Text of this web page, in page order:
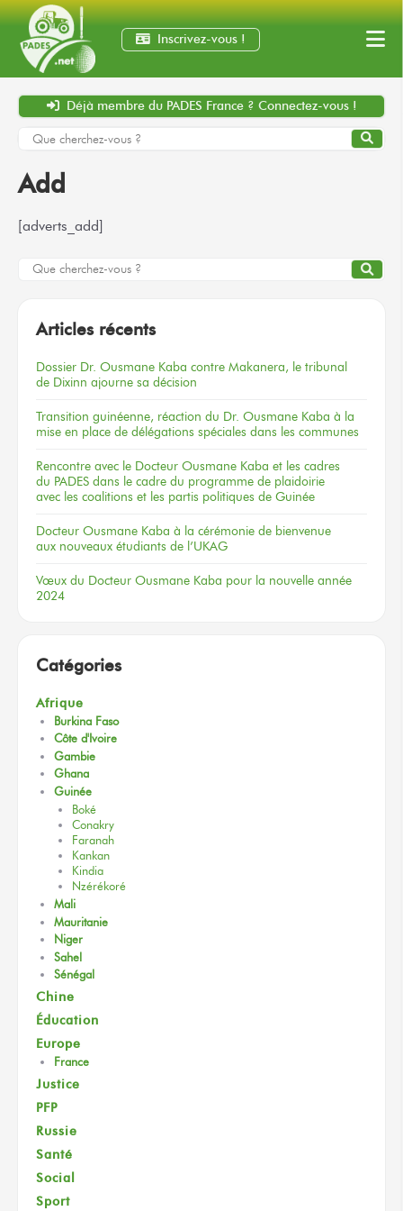
Inscrivez-vous !
Déjà membre du PADES France ? Connectez-vous !
Add
[adverts_add]
Articles récents
Dossier Dr. Ousmane Kaba contre Makanera, le tribunal
de Dixinn ajourne sa décision
Transition guinéenne, réaction du Dr. Ousmane Kaba à la
mise en place de délégations spéciales dans les communes
Rencontre avec le Docteur Ousmane Kaba et les cadres
du PADES dans le cadre du programme de plaidoirie
avec les coalitions et les partis politiques de Guinée
Docteur Ousmane Kaba à la cérémonie de bienvenue
aux nouveaux étudiants de l’UKAG
Vœux du Docteur Ousmane Kaba pour la nouvelle année
2024
Catégories
Afrique
Burkina Faso
Côte d'Ivoire
Gambie
Ghana
Guinée
Boké
Conakry
Faranah
Kankan
Kindia
Nzérékoré
Mali
Mauritanie
Niger
Sahel
Sénégal
Chine
Éducation
Europe
France
Justice
PFP
Russie
Santé
Social
Sport